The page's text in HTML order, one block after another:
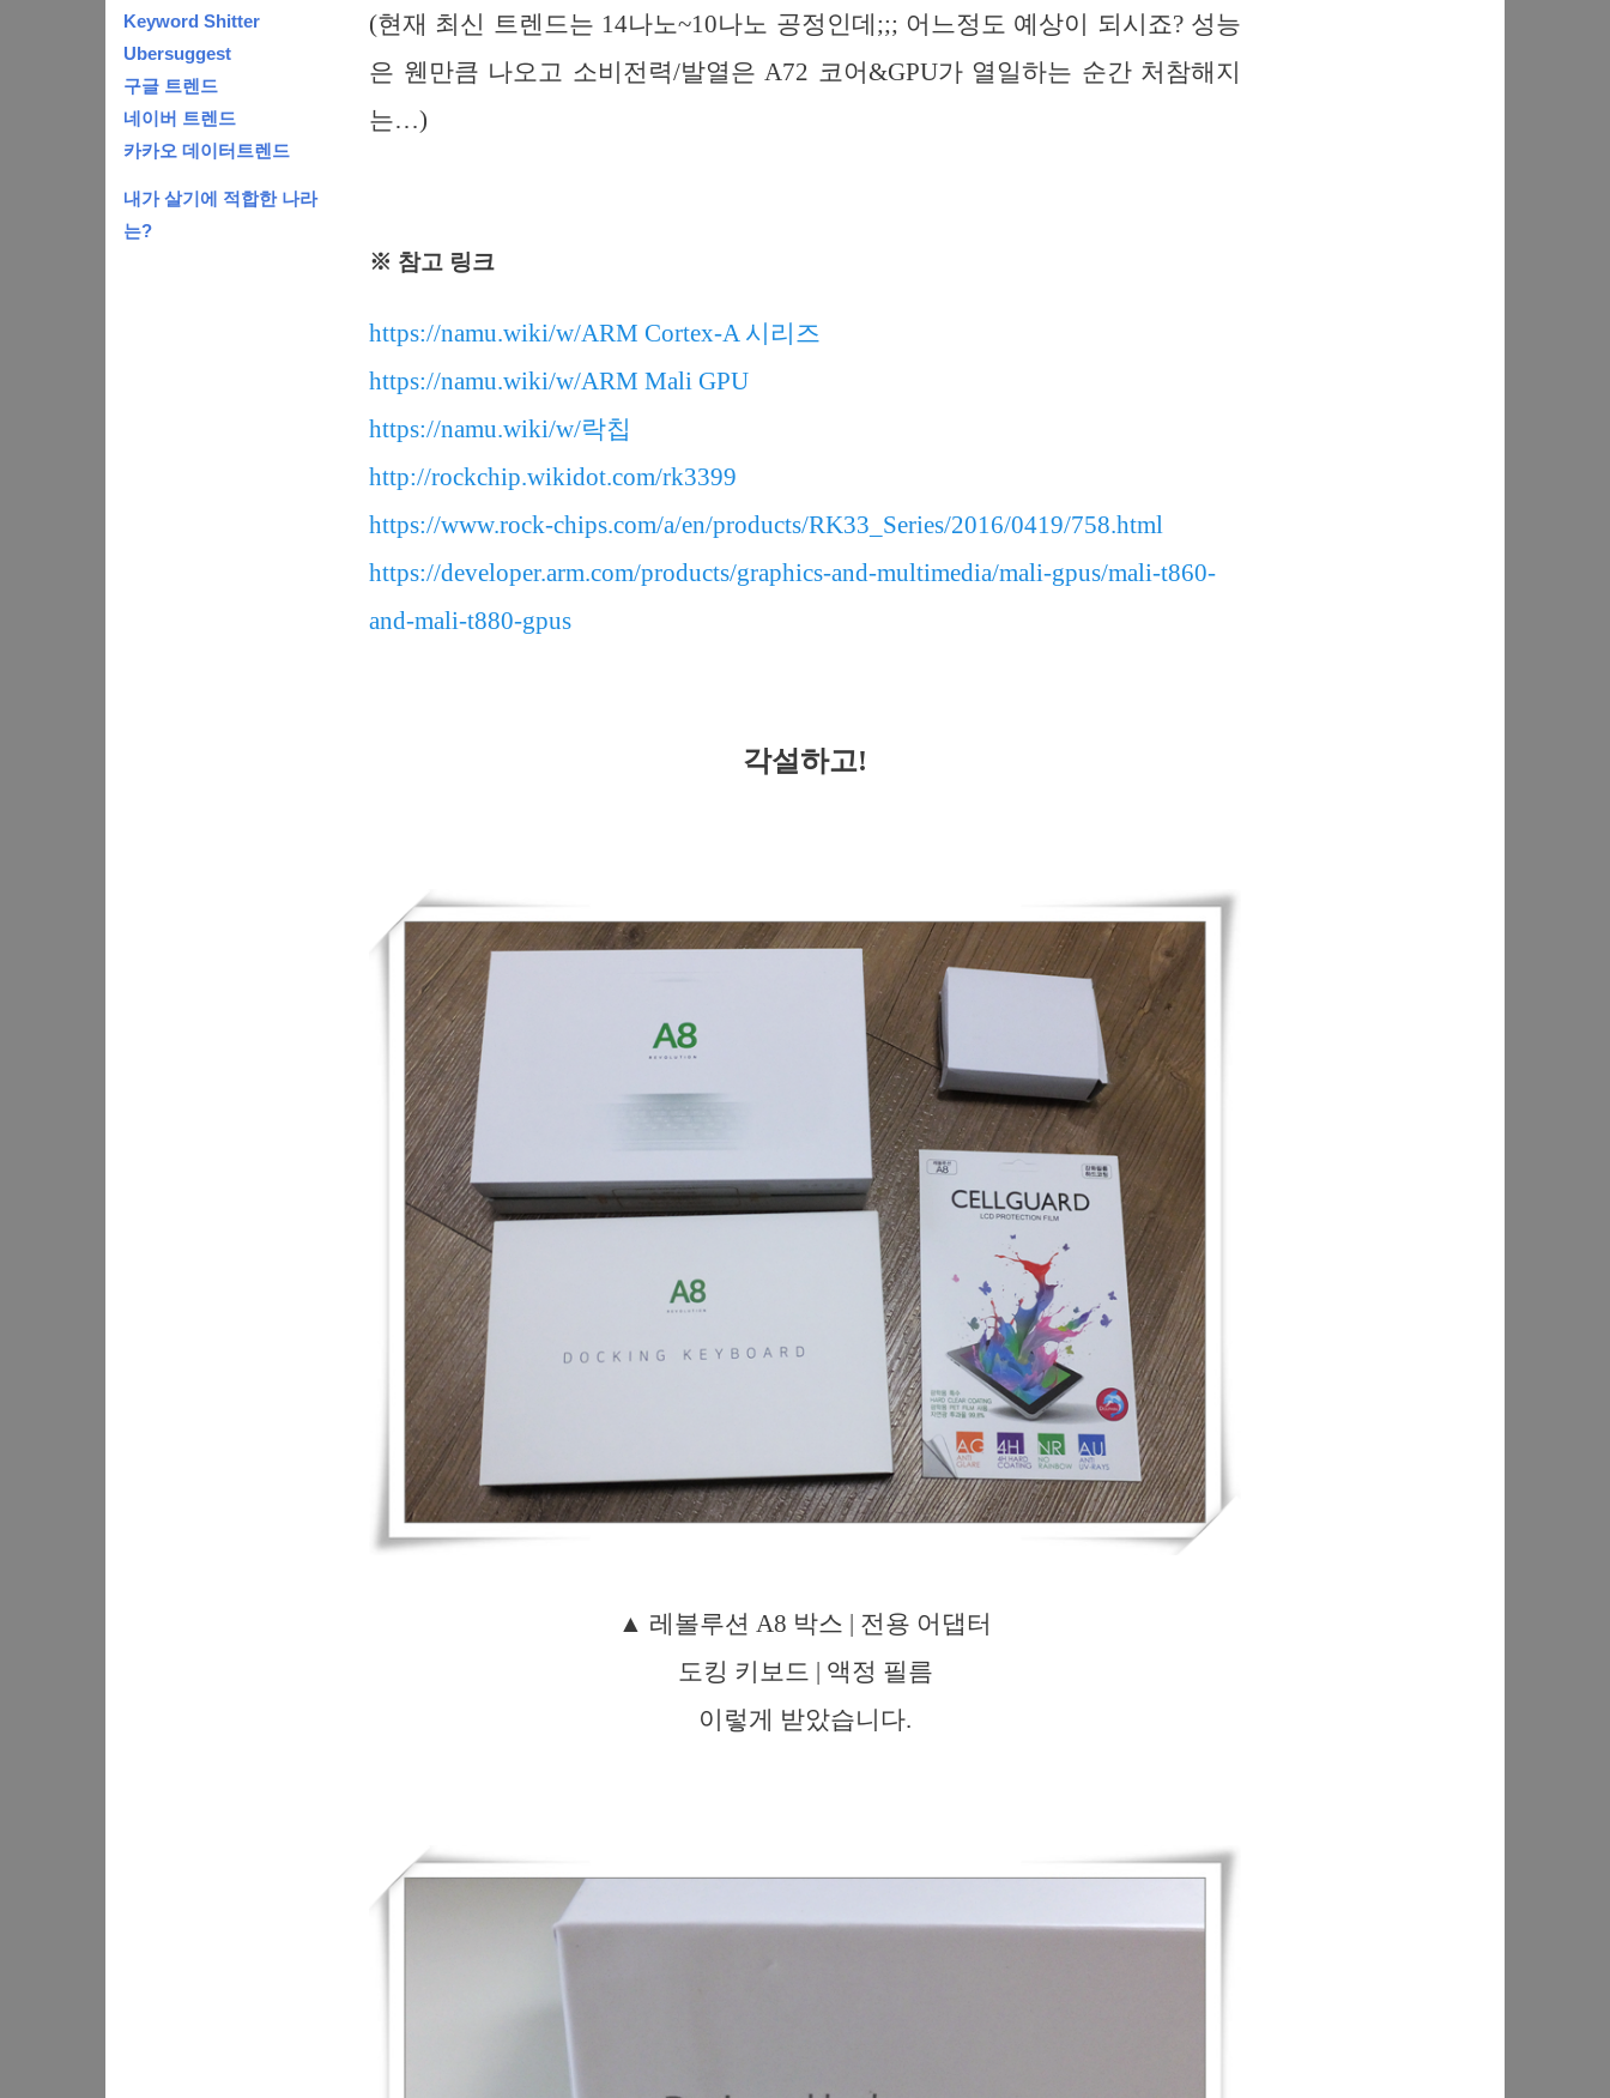
(현재 최신 트렌드는 14나노~10나노 공정인데;;; 어느정도 예상이 되시죠? 성능
은 웬만큼 나오고 소비전력/발열은 A72 코어&GPU가 열일하는 순간 처참해지
는…)
※ 참고 링크
https://namu.wiki/w/ARM Cortex-A 시리즈
https://namu.wiki/w/ARM Mali GPU
https://namu.wiki/w/락칩
http://rockchip.wikidot.com/rk3399
https://www.rock-chips.com/a/en/products/RK33_Series/2016/0419/758.html
https://developer.arm.com/products/graphics-and-multimedia/mali-gpus/mali-t860-
and-mali-t880-gpus
각설하고!
▲ 레볼루션 A8 박스 | 전용 어댑터
도킹 키보드 | 액정 필름
이렇게 받았습니다.
Keyword Shitter
Ubersuggest
구글 트렌드
네이버 트렌드
카카오 데이터트렌드
내가 살기에 적합한 나라
는?